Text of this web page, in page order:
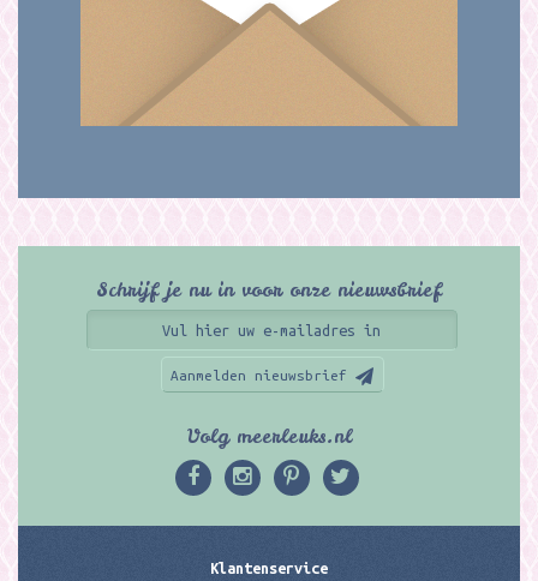
Schrijf je nu in voor onze nieuwsbrief
Aanmelden nieuwsbrief
Volg meerleuks.nl
Klantenservice